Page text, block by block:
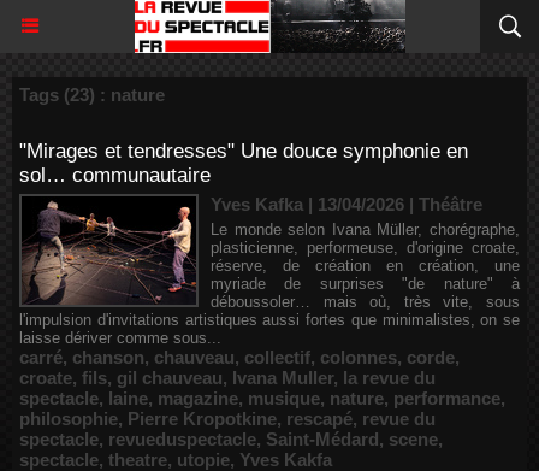
Tags (23) : nature
"Mirages et tendresses" Une douce symphonie en
sol… communautaire
Yves Kafka | 13/04/2026 | Théâtre
Le monde selon Ivana Müller, chorégraphe,
plasticienne, performeuse, d'origine croate,
réserve, de création en création, une
myriade de surprises "de nature" à
déboussoler… mais où, très vite, sous
l'impulsion d'invitations artistiques aussi fortes que minimalistes, on se
laisse dériver comme sous...
carré, chanson, chauveau, collectif, colonnes, corde,
croate, fils, gil chauveau, Ivana Muller, la revue du
spectacle, laine, magazine, musique, nature, performance,
philosophie, Pierre Kropotkine, rescapé, revue du
spectacle, revueduspectacle, Saint-Médard, scene,
spectacle, theatre, utopie, Yves Kakfa